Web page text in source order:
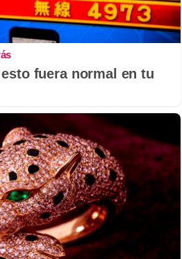
fuera normal en tu